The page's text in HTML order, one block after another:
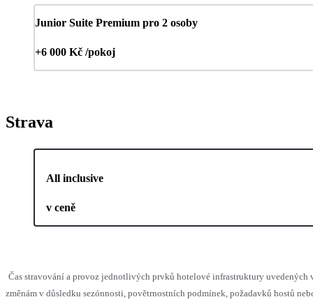
Junior Suite Premium pro 2 osoby
+6 000 Kč /pokoj
Strava
All inclusive
v ceně
Čas stravování a provoz jednotlivých prvků hotelové infrastruktury uvedených
změnám v důsledku sezónnosti, povětrnostních podmínek, požadavků hostů